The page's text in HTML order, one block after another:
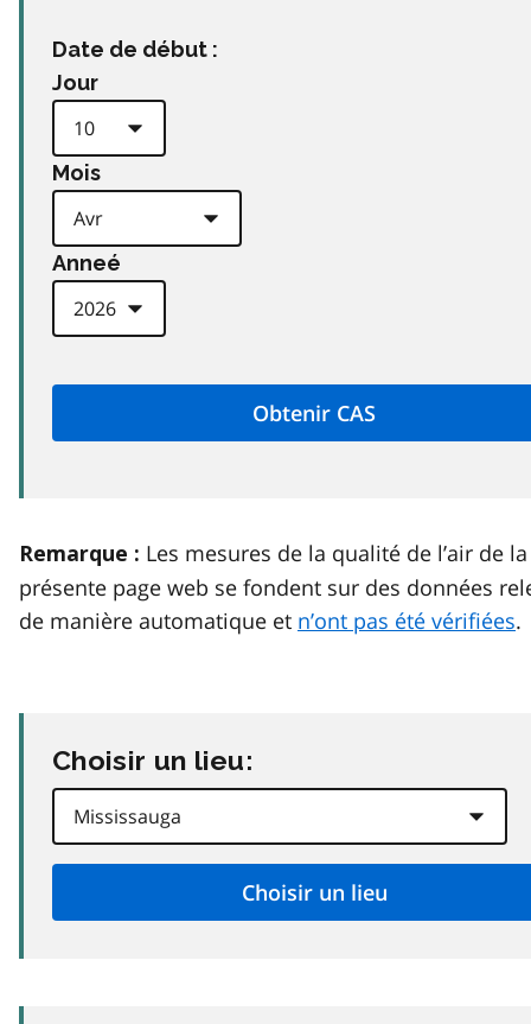
Date de début :
Jour
Mois
Anneé
Remarque : Les mesures de la qualité de l’air de la
présente page web se fondent sur des données
de manière automatique et n’ont pas été vérifiées.
Choisir un lieu: